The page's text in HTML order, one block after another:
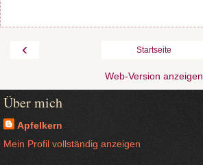
‹ Startseite
Web-Version anzeigen
Über mich
Apfelkern
Mein Profil vollständig anzeigen